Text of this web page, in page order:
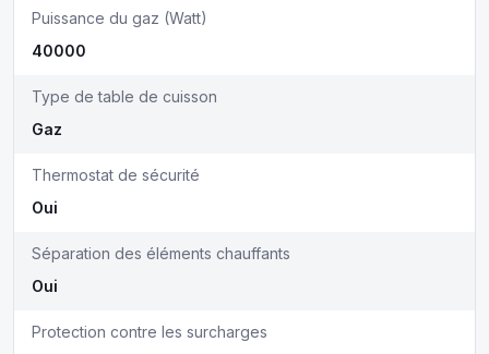
Puissance du gaz (Watt)
40000
Type de table de cuisson
Gaz
Thermostat de sécurité
Oui
Séparation des éléments chauffants
Oui
Protection contre les surcharges